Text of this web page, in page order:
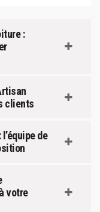
:
clients
de
votre